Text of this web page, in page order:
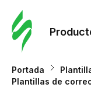
Portada
Plantillas de